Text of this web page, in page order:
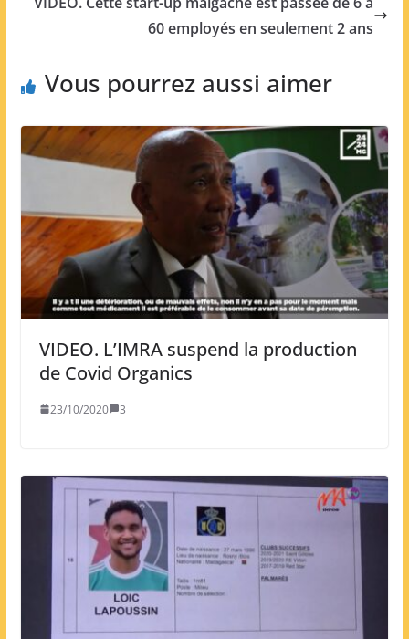
60 employés en seulement 2 ans
Vous pourrez aussi aimer
VIDEO. L’IMRA suspend la production
de Covid Organics
23/10/2020 3